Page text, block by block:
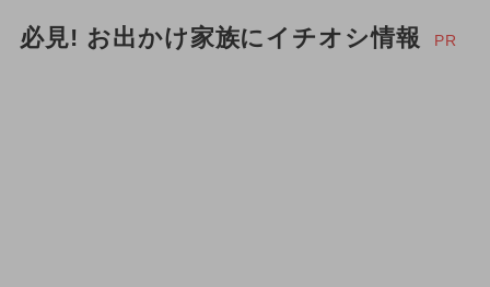
必見! お出かけ家族にイチオシ情報 PR